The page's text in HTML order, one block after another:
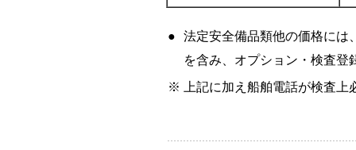
●
法定安全備品類他の価格には
を含み、オプション・検査登
※
上記に加え船舶電話が検査